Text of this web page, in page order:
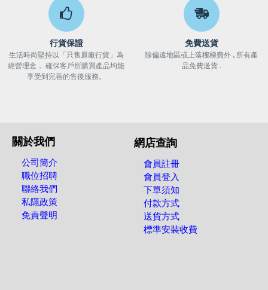
行貨保證
生活時尚堅持以「只售原廠行貨」為
經營理念， 確保客戶所購買產品均能
享受到完善的售後服務。
免費送貨
除偏遠地區或上落樓梯費外 , 所有產
品免費送貨 .
關於我們
公司簡介
職位招聘
聯絡我們
私隱政策
免責聲明
網店查詢
會員註冊
會員登入
下單須知
付款方式
送貨方式
標準安裝收費